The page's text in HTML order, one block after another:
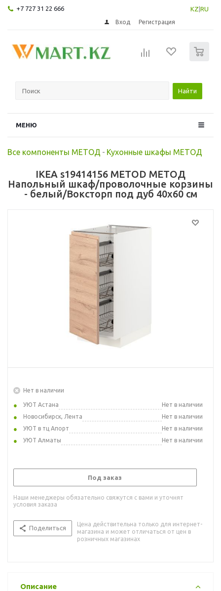
+7 727 31 22 666 KZ RU
Вход Регистрация
Найти
МЕНЮ
Все компоненты МЕТОД - Кухонные шкафы МЕТОД
IKEA s19414156 METOD МЕТОД
Напольный шкаф/проволочные корзины
- белый/Воксторп под дуб 40x60 см
Нет в наличии
УЮТ Астана
Нет в наличии
Новосибирск, Лента
Нет в наличии
УЮТ в тц Апорт
Нет в наличии
УЮТ Алматы
Нет в наличии
Под заказ
Наши менеджеры обязательно свяжутся с вами и уточнят
условия заказа
Поделиться
Цена действительна только для интернет-
магазина и может отличаться от цен в
розничных магазинах
Описание